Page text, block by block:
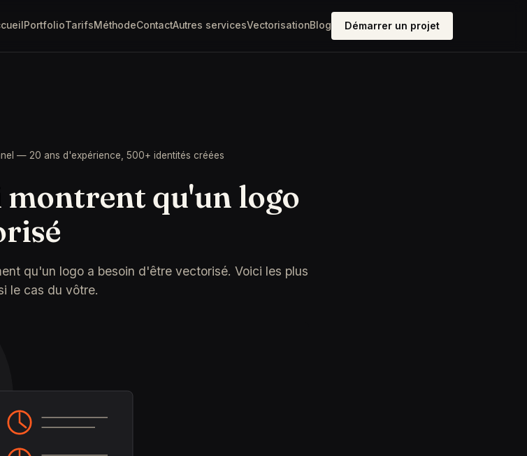
PortfolioTarifsMéthodeContactAutres servicesVectorisationBlog Démarrer un projet
— 20 ans d'expérience, 500+ identités créées
montrent qu'un logo
qu'un logo a besoin d'être vectorisé. Voici les plus
le cas du vôtre.